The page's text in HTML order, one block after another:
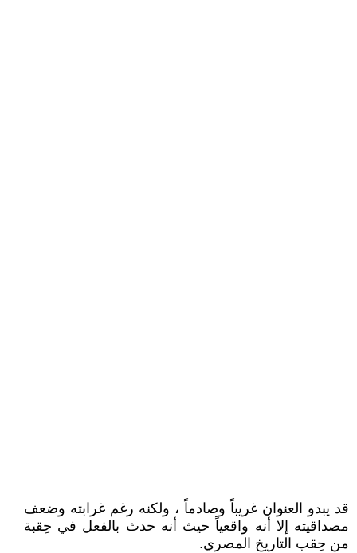
قد يبدو العنوان غريباً وصادماً ، ولكنه رغم غرابته وضعف
مصداقيته إلا أنه واقعياً حيث أنه حدث بالفعل في حِقبة
من حِقب التاريخ المصري.